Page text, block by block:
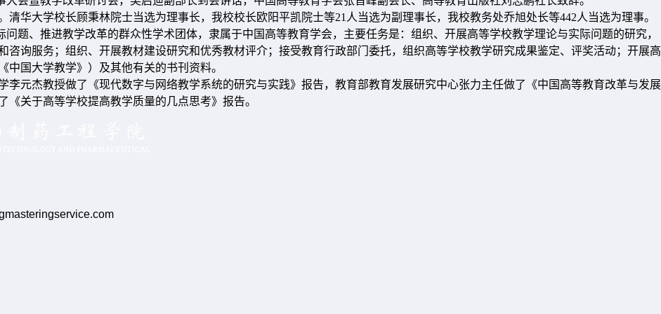
华大学校长顾秉林院士当选为理事长，我校校长欧阳平凯院士等21人当选为副理事长，我校教务处乔旭处长等442人当选为理事。
题、推进教学改革的群众性学术团体，隶属于中国高等教育学会，主要任务是：组织、开展高等学校教学理论与实际问题的研究，
咨询服务；组织、开展教材建设研究和优秀教材评介；接受教育行政部门委托，组织高等学校教学研究成果鉴定、评奖活动；开展高
国大学教学》）及其他有关的书刊资料。
元杰教授做了《现代数字与网络教学系统的研究与实践》报告，教育部教育发展研究中心张力主任做了《中国高等教育改革与发展
关于高等学校提高教学质量的几点思考》报告。